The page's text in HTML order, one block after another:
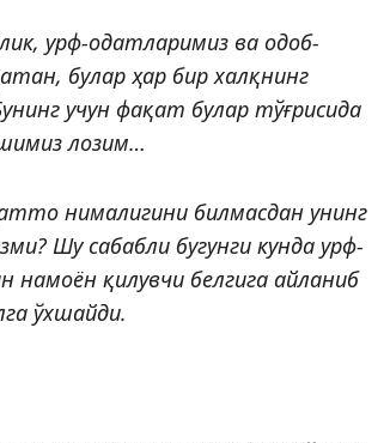
урф-одатларимиз ва одоб-
булар ҳар бир халқнинг
учун фақат булар тўғрисида
лозим…
нималигини билмасдан унинг
Шу сабабли бугунги кунда урф-
қилувчи белгига айланиб
ўхшайди.